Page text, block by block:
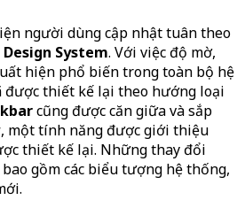
người dùng cập nhật tuân theo
System. Với việc độ mờ,
hiện phổ biến trong toàn bộ hệ
được thiết kế lại theo hướng loại
cũng được căn giữa và sắp
, một tính năng được giới thiệu
thiết kế lại. Những thay đổi
gồm các biểu tượng hệ thống,